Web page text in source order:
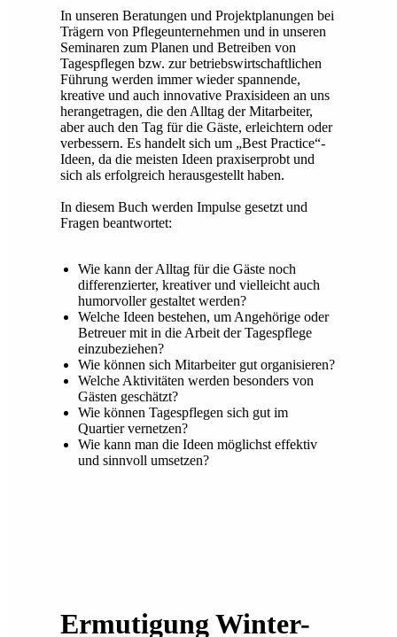
In unseren Beratungen und Projektplanungen bei
Trägern von Pflegeunternehmen und in unseren
Seminaren zum Planen und Betreiben von
Tagespflegen bzw. zur betriebswirtschaftlichen
Führung werden immer wieder spannende,
kreative und auch innovative Praxisideen an uns
herangetragen, die den Alltag der Mitarbeiter,
aber auch den Tag für die Gäste, erleichtern oder
verbessern. Es handelt sich um „Best Practice“-
Ideen, da die meisten Ideen praxiserprobt und
sich als erfolgreich herausgestellt haben.
In diesem Buch werden Impulse gesetzt und
Fragen beantwortet:
Wie kann der Alltag für die Gäste noch
differenzierter, kreativer und vielleicht auch
humorvoller gestaltet werden?
Welche Ideen bestehen, um Angehörige oder
Betreuer mit in die Arbeit der Tagespflege
einzubeziehen?
Wie können sich Mitarbeiter gut organisieren?
Welche Aktivitäten werden besonders von
Gästen geschätzt?
Wie können Tagespflegen sich gut im
Quartier vernetzen?
Wie kann man die Ideen möglichst effektiv
und sinnvoll umsetzen?
Ermutigung Winter-